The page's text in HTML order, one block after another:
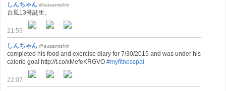
しんちゃん @susamishin
台風13号誕生。
21:59
しんちゃん @susamishin
completed his food and exercise diary for 7/30/2015 and was under his
calorie goal http://t.co/xMefeKRGVO #myfitnesspal
22:07